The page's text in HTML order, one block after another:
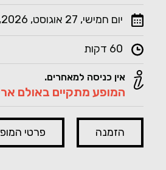
יום חמישי, 27 אוגוסט, 2026, 20:30
אין כניסה למאחרים.
המופע מתקיים באולם
הזמנה פרטי